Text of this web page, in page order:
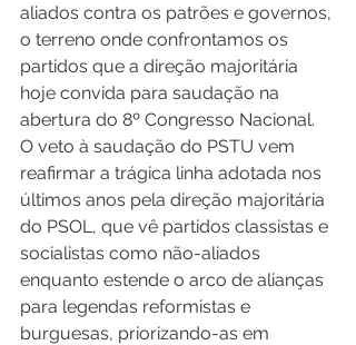
aliados contra os patrões e governos,
o terreno onde confrontamos os
partidos que a direção majoritária
hoje convida para saudação na
abertura do 8º Congresso Nacional.
O veto à saudação do PSTU vem
reafirmar a trágica linha adotada nos
últimos anos pela direção majoritária
do PSOL, que vê partidos classistas e
socialistas como não-aliados
enquanto estende o arco de alianças
para legendas reformistas e
burguesas, priorizando-as em